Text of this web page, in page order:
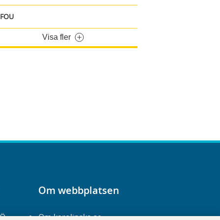
FOU
Visa fler
Om webbplatsen
Om karolinska.se